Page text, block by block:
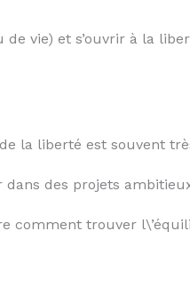
vie) et s’ouvrir à la
la liberté est souvent
des projets
comment trouver